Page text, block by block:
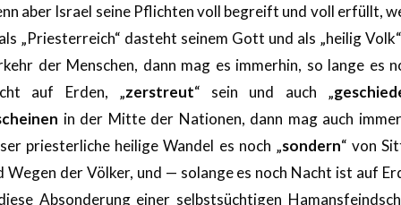
aber Israel seine Pflichten voll begreift und voll erfüllt,
„Priesterreich“ dasteht seinem Gott und als „heilig
der Menschen, dann mag es immerhin, so lange es
auf Erden, „zerstreut“ sein und auch „
in der Mitte der Nationen, dann mag auch
priesterliche heilige Wandel es noch „sondern“ von
Wegen der Völker, und — solange es noch Nacht ist auf
Absonderung einer selbstsüchtigen